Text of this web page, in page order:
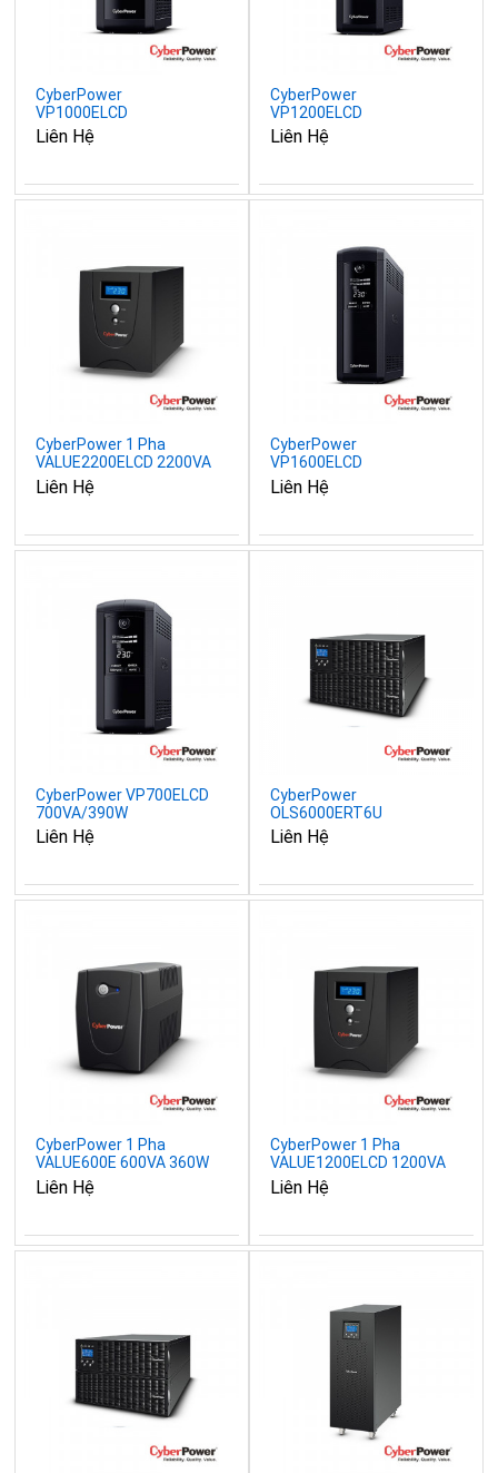
CyberPower
VP1000ELCD
1000VA/550W
Liên Hệ
CyberPower
VP1200ELCD
1200VA/720W
Liên Hệ
CyberPower 1 Pha
VALUE2200ELCD 2200VA
/ 1320W
Liên Hệ
CyberPower
VP1600ELCD
1600VA/960W
Liên Hệ
CyberPower VP700ELCD
700VA/390W
Liên Hệ
CyberPower
OLS6000ERT6U
6000VA/5400W
Liên Hệ
CyberPower 1 Pha
VALUE600E 600VA 360W
Liên Hệ
CyberPower 1 Pha
VALUE1200ELCD 1200VA
/ 720W
Liên Hệ